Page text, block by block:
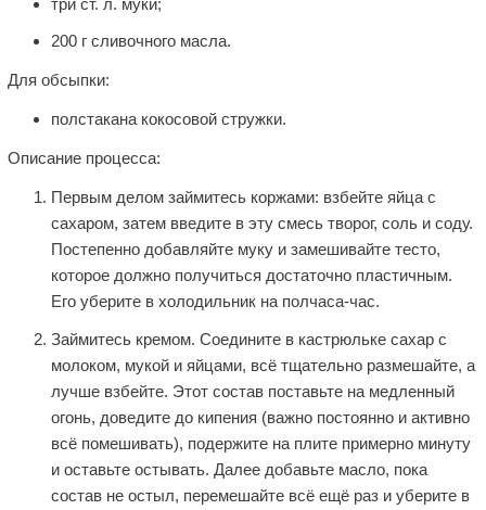
200 г сливочного масла.
Для обсыпки:
полстакана кокосовой стружки.
Описание процесса:
Первым делом займитесь коржами: взбейте яйца с
сахаром, затем введите в эту смесь творог, соль и соду.
Постепенно добавляйте муку и замешивайте тесто,
которое должно получиться достаточно пластичным.
Его уберите в холодильник на полчаса-час.
Займитесь кремом. Соедините в кастрюльке сахар с
молоком, мукой и яйцами, всё тщательно размешайте, а
лучше взбейте. Этот состав поставьте на медленный
огонь, доведите до кипения (важно постоянно и активно
всё помешивать), подержите на плите примерно минуту
и оставьте остывать. Далее добавьте масло, пока
состав не остыл, перемешайте всё ещё раз и уберите в